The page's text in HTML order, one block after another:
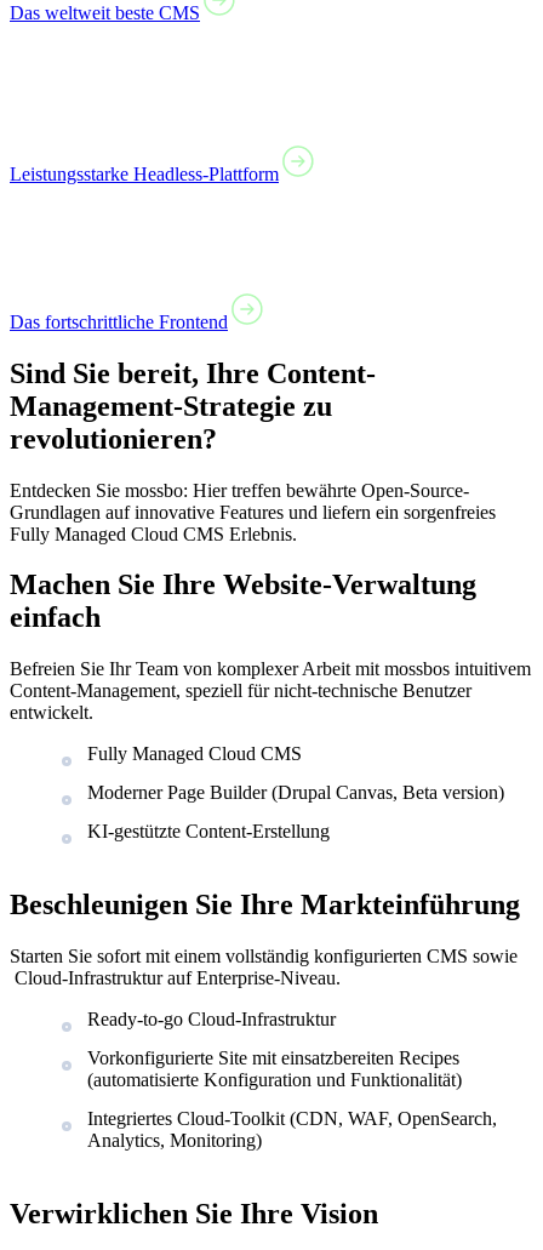
Das weltweit beste CMS
Leistungsstarke Headless-Plattform
Das fortschrittliche Frontend
Sind Sie bereit, Ihre Content-
Management-Strategie zu
revolutionieren?
Entdecken Sie mossbo: Hier treffen bewährte Open-Source-
Grundlagen auf innovative Features und liefern ein sorgenfreies
Fully Managed Cloud CMS Erlebnis.
Machen Sie Ihre Website-Verwaltung
einfach
Befreien Sie Ihr Team von komplexer Arbeit mit mossbos intuitivem
Content-Management, speziell für nicht-technische Benutzer
entwickelt.
Fully Managed Cloud CMS
Moderner Page Builder (Drupal Canvas, Beta version)
KI-gestützte Content-Erstellung
Beschleunigen Sie Ihre Markteinführung
Starten Sie sofort mit einem vollständig konfigurierten CMS sowie
Cloud-Infrastruktur auf Enterprise-Niveau.
Ready-to-go Cloud-Infrastruktur
Vorkonfigurierte Site mit einsatzbereiten Recipes
(automatisierte Konfiguration und Funktionalität)
Integriertes Cloud-Toolkit (CDN, WAF, OpenSearch,
Analytics, Monitoring)
Verwirklichen Sie Ihre Vision